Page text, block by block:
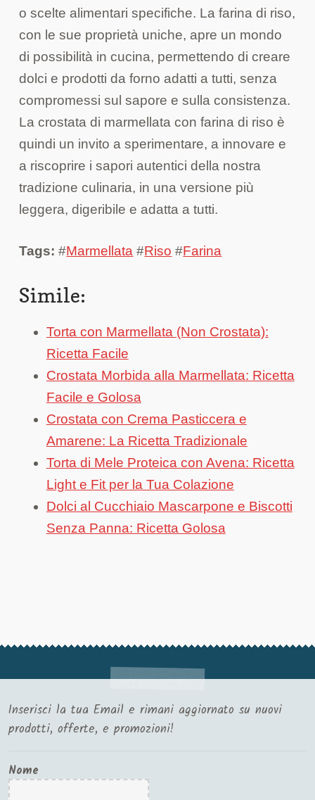
o scelte alimentari specifiche. La farina di riso,
con le sue proprietà uniche, apre un mondo
di possibilità in cucina, permettendo di creare
dolci e prodotti da forno adatti a tutti, senza
compromessi sul sapore e sulla consistenza.
La crostata di marmellata con farina di riso è
quindi un invito a sperimentare, a innovare e
a riscoprire i sapori autentici della nostra
tradizione culinaria, in una versione più
leggera, digeribile e adatta a tutti.
Tags: #Marmellata #Riso #Farina
Simile:
Torta con Marmellata (Non Crostata):
Ricetta Facile
Crostata Morbida alla Marmellata: Ricetta
Facile e Golosa
Crostata con Crema Pasticcera e
Amarene: La Ricetta Tradizionale
Torta di Mele Proteica con Avena: Ricetta
Light e Fit per la Tua Colazione
Dolci al Cucchiaio Mascarpone e Biscotti
Senza Panna: Ricetta Golosa
Inserisci la tua Email e rimani aggiornato su nuovi
prodotti, offerte, e promozioni!
Nome